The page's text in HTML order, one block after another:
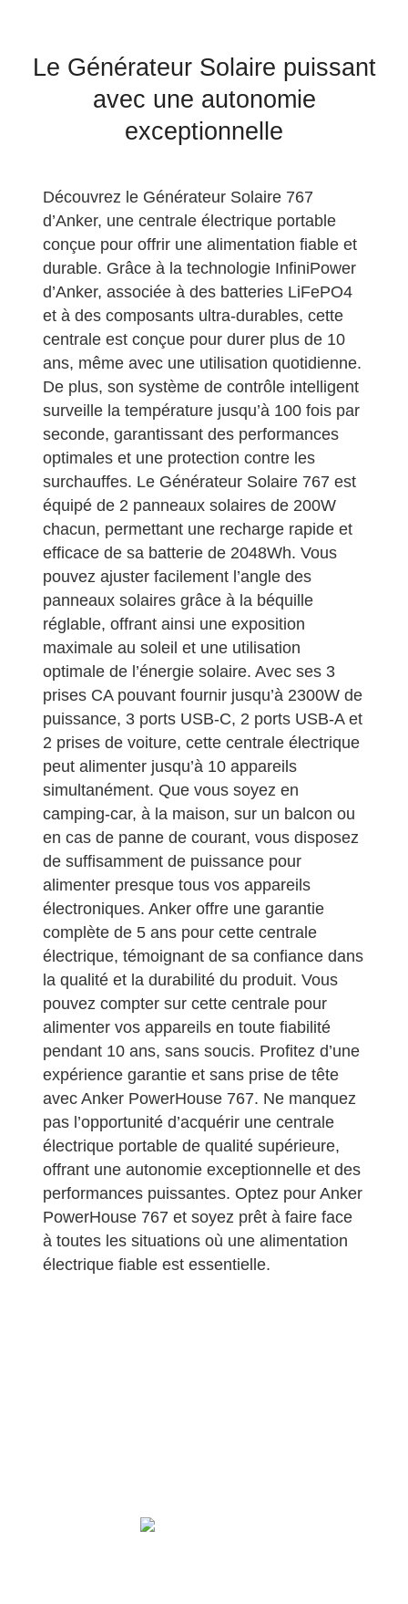
Le Générateur Solaire puissant
avec une autonomie
exceptionnelle
Découvrez le Générateur Solaire 767
d’Anker, une centrale électrique portable
conçue pour offrir une alimentation fiable et
durable. Grâce à la technologie InfiniPower
d’Anker, associée à des batteries LiFePO4
et à des composants ultra-durables, cette
centrale est conçue pour durer plus de 10
ans, même avec une utilisation quotidienne.
De plus, son système de contrôle intelligent
surveille la température jusqu’à 100 fois par
seconde, garantissant des performances
optimales et une protection contre les
surchauffes. Le Générateur Solaire 767 est
équipé de 2 panneaux solaires de 200W
chacun, permettant une recharge rapide et
efficace de sa batterie de 2048Wh. Vous
pouvez ajuster facilement l’angle des
panneaux solaires grâce à la béquille
réglable, offrant ainsi une exposition
maximale au soleil et une utilisation
optimale de l’énergie solaire. Avec ses 3
prises CA pouvant fournir jusqu’à 2300W de
puissance, 3 ports USB-C, 2 ports USB-A et
2 prises de voiture, cette centrale électrique
peut alimenter jusqu’à 10 appareils
simultanément. Que vous soyez en
camping-car, à la maison, sur un balcon ou
en cas de panne de courant, vous disposez
de suffisamment de puissance pour
alimenter presque tous vos appareils
électroniques. Anker offre une garantie
complète de 5 ans pour cette centrale
électrique, témoignant de sa confiance dans
la qualité et la durabilité du produit. Vous
pouvez compter sur cette centrale pour
alimenter vos appareils en toute fiabilité
pendant 10 ans, sans soucis. Profitez d’une
expérience garantie et sans prise de tête
avec Anker PowerHouse 767. Ne manquez
pas l’opportunité d’acquérir une centrale
électrique portable de qualité supérieure,
offrant une autonomie exceptionnelle et des
performances puissantes. Optez pour Anker
PowerHouse 767 et soyez prêt à faire face
à toutes les situations où une alimentation
électrique fiable est essentielle.